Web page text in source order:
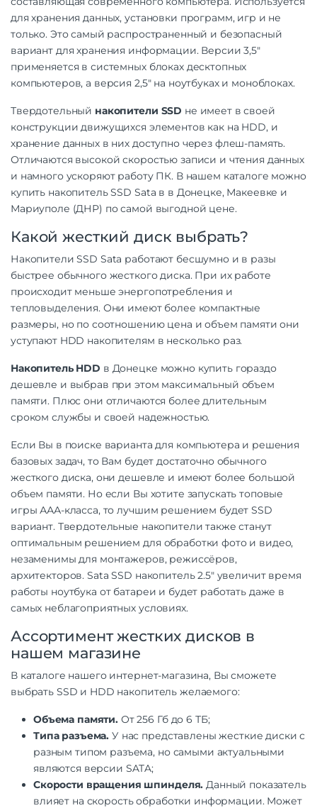
для хранения данных, установки программ, игр и не
только. Это самый распространенный и безопасный
вариант для хранения информации. Версии 3,5″
применяется в системных блоках десктопных
компьютеров, а версия 2,5″ на ноутбуках и моноблоках.
Твердотельный накопители SSD не имеет в своей
конструкции движущихся элементов как на HDD, и
хранение данных в них доступно через флеш-память.
Отличаются высокой скоростью записи и чтения данных
и намного ускоряют работу ПК. В нашем каталоге можно
купить накопитель SSD Sata в в Донецке, Макеевке и
Мариуполе (ДНР) по самой выгодной цене.
Какой жесткий диск выбрать?
Накопители SSD Sata работают бесшумно и в разы
быстрее обычного жесткого диска. При их работе
происходит меньше энергопотребления и
тепловыделения. Они имеют более компактные
размеры, но по соотношению цена и объем памяти они
уступают HDD накопителям в несколько раз.
Накопитель HDD в Донецке можно купить гораздо
дешевле и выбрав при этом максимальный объем
памяти. Плюс они отличаются более длительным
сроком службы и своей надежностью.
Если Вы в поиске варианта для компьютера и решения
базовых задач, то Вам будет достаточно обычного
жесткого диска, они дешевле и имеют более большой
объем памяти. Но если Вы хотите запускать топовые
игры ААА-класса, то лучшим решением будет SSD
вариант. Твердотельные накопители также станут
оптимальным решением для обработки фото и видео,
незаменимы для монтажеров, режиссёров,
архитекторов. Sata SSD накопитель 2.5″ увеличит время
работы ноутбука от батареи и будет работать даже в
самых неблагоприятных условиях.
Ассортимент жестких дисков в
нашем магазине
В каталоге нашего интернет-магазина, Вы сможете
выбрать SSD и HDD накопитель желаемого:
Объема памяти. От 256 Гб до 6 ТБ;
Типа разъема. У нас представлены жесткие диски с
разным типом разъема, но самыми актуальными
являются версии SATA;
Скорости вращения шпинделя. Данный показатель
влияет на скорость обработки информации. Может